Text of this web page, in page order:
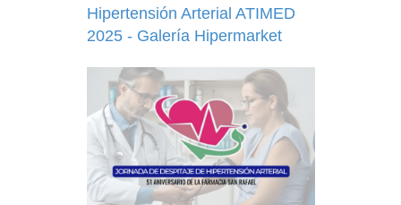
Hipertensión Arterial ATIMED
2025 - Galería Hipermarket